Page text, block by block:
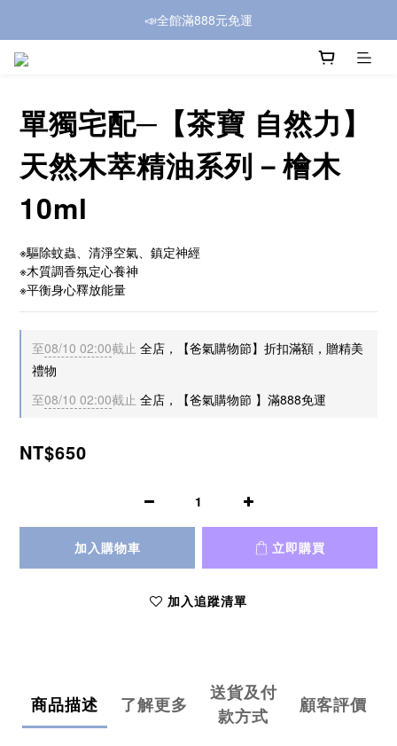
📣全館滿888元免運
單獨宅配─【茶寶 自然力】
天然木萃精油系列－檜木
10ml
※驅除蚊蟲、清淨空氣、鎮定神經
※木質調香氛定心養神
※平衡身心釋放能量
至08/10 02:00截止 全店，【爸氣購物節】折扣滿額，贈精美
禮物
至08/10 02:00截止 全店，【爸氣購物節 】滿888免運
NT$650
加入購物車 立即購買
加入追蹤清單
商品描述 了解更多
送貨及付
款方式
顧客評價